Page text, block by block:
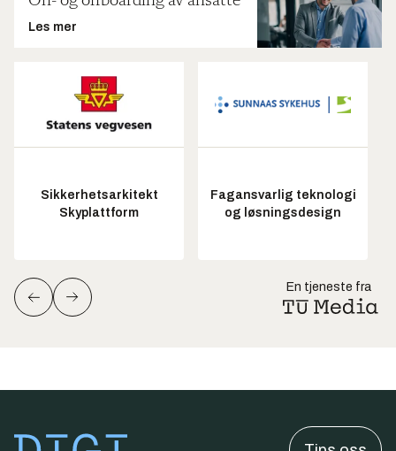
Les mer
Sikkerhetsarkitekt
Skyplattform
Fagansvarlig teknologi
og løsningsdesign
En tjeneste fra